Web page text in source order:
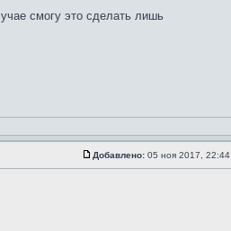
смогу это сделать лишь
Добавлено: 05 ноя 2017, 22:44